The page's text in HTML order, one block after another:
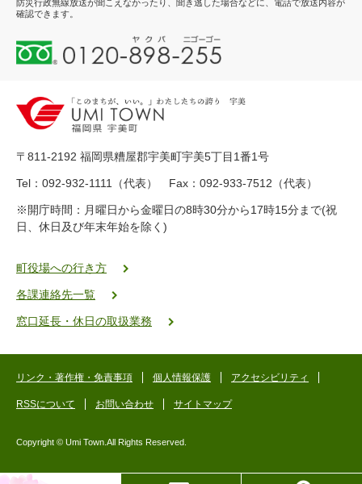
防災行政無線放送が聞こえなかったり、聞き逃した場合などに、電話で放送内容が
確認できます。
0
1
-
8
-
5
5
ク
二
ゴ
〒811-2192 福岡県糟屋郡宇美町宇美5丁目1番1号
Tel：092-932-1111（代表） Fax：092-933-7512（代表）
※開庁時間：月曜日から金曜日の8時30分から17時15分まで(祝
日、休日及び年末年始を除く)
町役場への行き方
各課連絡先一覧
窓口延長・休日の取扱業務
リンク・著作権・免責事項 個人情報保護 アクセシビリティ
RSSについて お問い合わせ サイトマップ
Copyright © Umi Town.All Rights Reserved.